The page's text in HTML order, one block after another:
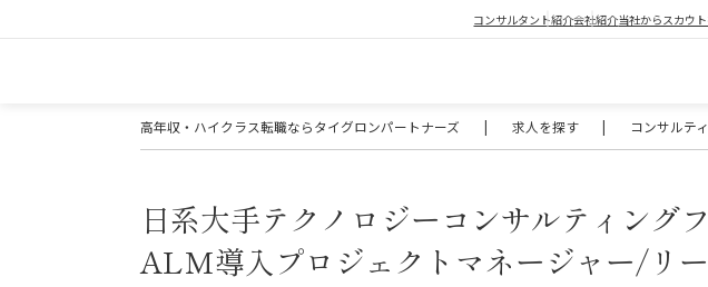
コンサルタント紹介会社紹介当社からスカウ
高年収・ハイクラス転職ならタイグロンパートナーズ | 求人を探す | コンサルテ
日系大手テクノロジーコンサルティング
ALM導入プロジェクトマネージャー/リ